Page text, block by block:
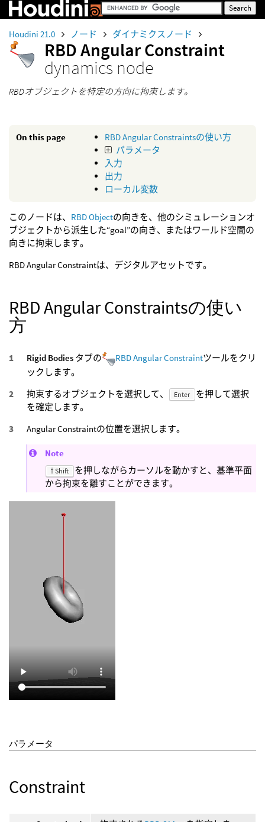
Houdini 21.0 ノード ダイナミクスノード
RBD Angular Constraint
dynamics node
RBDオブジェクトを特定の方向に拘束します。
On this page
RBD Angular Constraintsの使い方
パラメータ
入力
出力
ローカル変数
このノードは、 RBD Objectの向きを、他のシミュレーションオ
ブジェクトから派生した“goal”の向き、またはワールド空間の
向きに拘束します。
RBD Angular Constraintは、デジタルアセットです。
RBD Angular Constraintsの使い
方
Rigid Bodies タブの RBD Angular Constraintツールをクリ
ックします。
拘束するオブジェクトを選択して、
Enter
を押して選択
を確定します。
Angular Constraintの位置を選択します。
Note
⇧ Shift
を押しながらカーソルを動かすと、基準平面
から拘束を離すことができます。
パラメータ
Constraint